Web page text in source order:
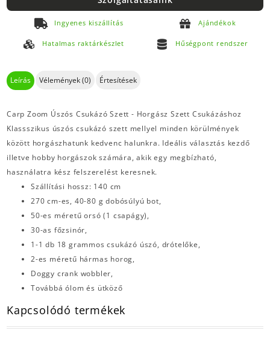
Ingyenes kiszállítás Ajándékok
Hatalmas raktárkészlet Hűségpont rendszer
Leírás Vélemények (0) Értesítések
Carp Zoom Úszós Csukázó Szett - Horgász Szett Csukázáshoz
Klassszikus úszós csukázó szett mellyel minden körülmények
között horgászhatunk kedvenc halunkra. Ideális választás kezdő
illetve hobby horgászok számára, akik egy megbízható,
használatra kész felszerelést keresnek.
Szállítási hossz: 140 cm
270 cm-es, 40-80 g dobósúlyú bot,
50-es méretű orsó (1 csapágy),
30-as főzsinór,
1-1 db 18 grammos csukázó úszó, drótelőke,
2-es méretű hármas horog,
Doggy crank wobbler,
Továbbá ólom és ütköző
Kapcsolódó termékek